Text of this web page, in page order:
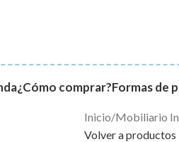
¿Cómo comprar?Formas de
Inicio/Mobiliario
Volver a productos